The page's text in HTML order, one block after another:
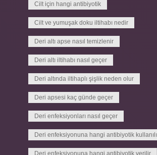
Cilt için hangi antibiyotik
Cilt ve yumuşak doku iltihabı nedir
Deri altı apse nasıl temizlenir
Deri altı iltihabı nasıl geçer
Deri altında iltihaplı şişlik neden olur
Deri apsesi kaç günde geçer
Deri enfeksiyonları nasıl geçer
Deri enfeksiyonuna hangi antibiyotik
Deri enfeksiyonuna hangi antibiyotik verilir